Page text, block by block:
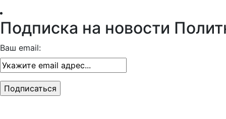
Подписка на новости
Ваш email: